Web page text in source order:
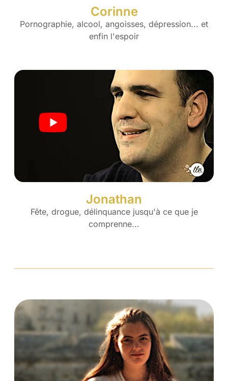
Corinne
Pornographie, alcool, angoisses, dépression... et
enfin l'espoir
Jonathan
Fête, drogue, délinquance jusqu'à ce que je
comprenne...